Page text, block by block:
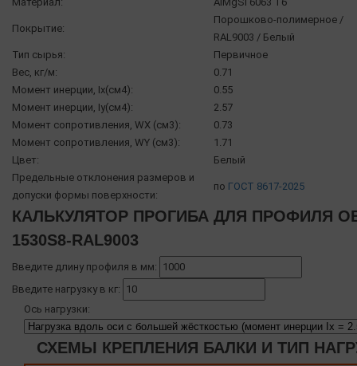
Покрытие:
Порошково-полимерное /
RAL9003 / Белый
Тип сырья:
Первичное
Вес, кг/м:
0.71
Момент инерции, Ix(см4):
0.55
Момент инерции, Iy(см4):
2.57
Момент сопротивления, WX (см3):
0.73
Момент сопротивления, WY (см3):
1.71
Цвет:
Белый
Предельные отклонения размеров и
допуски формы поверхности:
по ГОСТ 8617-2025
КАЛЬКУЛЯТОР ПРОГИБА ДЛЯ ПРОФИЛЯ
1530S8-RAL9003
Введите длину профиля в мм:
Введите нагрузку в кг:
Ось нагрузки:
СХЕМЫ КРЕПЛЕНИЯ БАЛКИ И ТИП